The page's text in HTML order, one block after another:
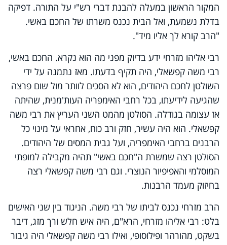
המקור הראשון במעלה להבנת דברי רש"י על התורה. דפיקה
בדלת נשמעת, ואל הבית נכנס משרתו של החכם באשי.
"הרב קורא לך אליו מיד".
רבי אליהו מזרחי ידע בדיוק מפני מה הוא נקרא. החכם באשי,
רבי משה קפשאלי, היה תקיף בדעתו. מאז נתמנה על ידי
השולטן לחכם היהודים, הוא לא הסכים לוותר מול שום פרצה
שהגיעה לידיעתו, בכל רחבי האימפריה העות'מנית, שהיתה
אז עצומה בגודלה. הסולטן מהמט השני העריץ את רבי משה
קפשאלי. הוא היה עשיר, חזק ורב כוח, אחראי על מינוי כל
הרבנים ברחבי האימפריה, ועל גבית המסים של היהודים.
הסולטן רצה שמשרת ה"חכם באשי" תהיה מקבילה למופתי
המוסלמי והאפיפיור הנוצרי. וגם רבי משה קפשאלי רצה
בחיזוק מעמד הרבנות.
הרב מזרחי נכנס לביתו של רבי משה. הניגוד בין שני האישים
בלט: רבי אליהו מזרחי, הרא"ם, היה איש חלש ורך מזג, דיבר
בשקט, מהורהר ופילוסופי, ואילו רבי משה קפשאלי היה גיבור